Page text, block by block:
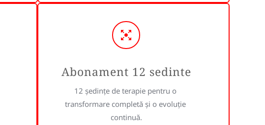
Abonament 12 sedinte
12 ședințe de terapie pentru o
transformare completă și o evoluție
continuă.